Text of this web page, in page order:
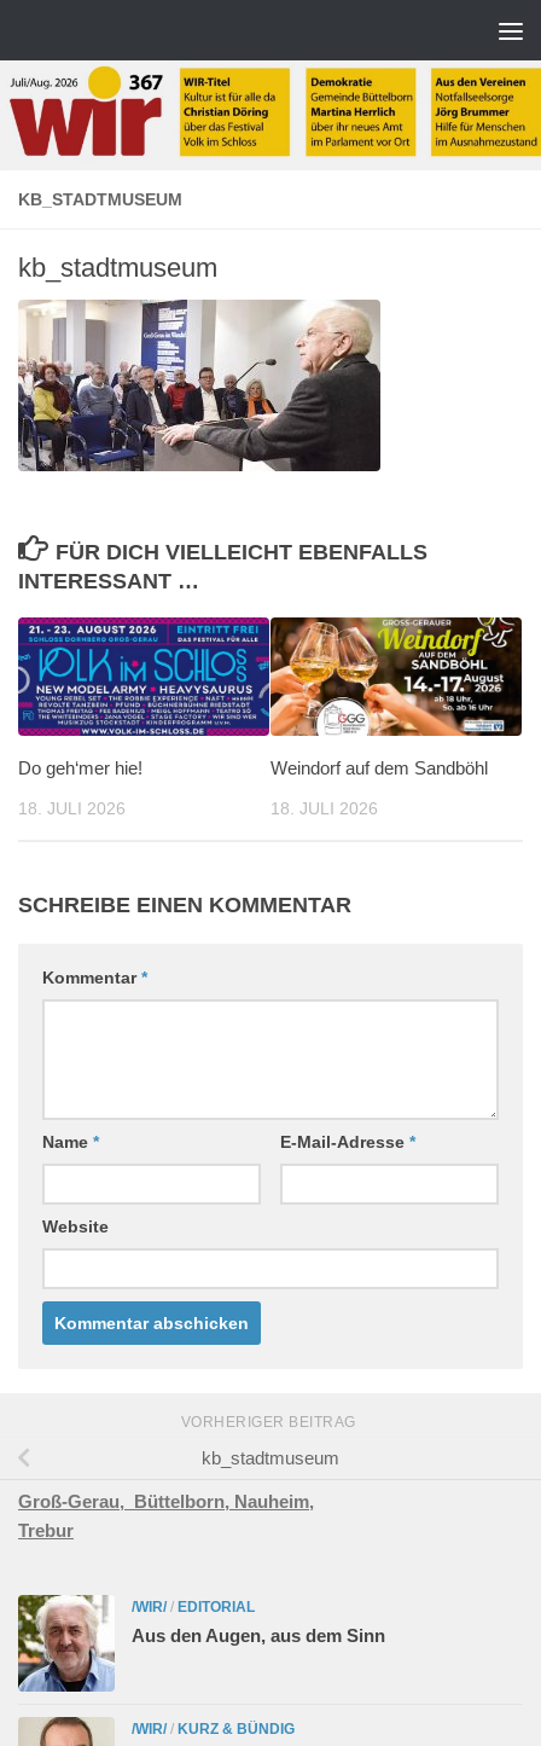
KB_STADTMUSEUM
kb_stadtmuseum
FÜR DICH VIELLEICHT EBENFALLS
INTERESSANT …
Do geh‘mer hie!
18. JULI 2026
Weindorf auf dem Sandböhl
18. JULI 2026
SCHREIBE EINEN KOMMENTAR
Kommentar*
Name * E-Mail-Adresse *
Website
VORHERIGER BEITRAG
kb_stadtmuseum
Groß-Gerau, Büttelborn, Nauheim,
Trebur
/WIR/ / EDITORIAL
Aus den Augen, aus dem Sinn
/WIR/ / KURZ & BÜNDIG